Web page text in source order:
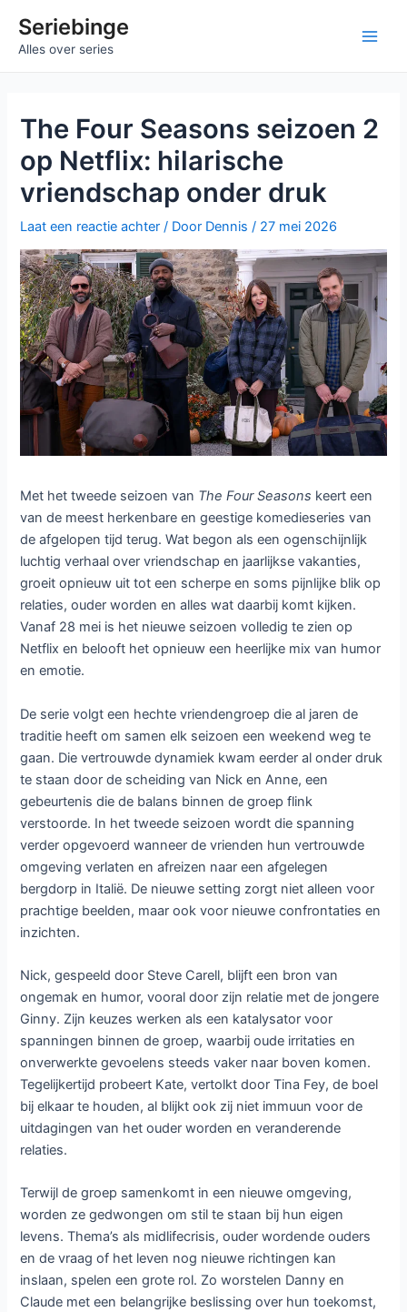
naarSeriebinge
Alles over series
The Four Seasons seizoen 2
op Netflix: hilarische
vriendschap onder druk
Laat een reactie achter / Door Dennis/ 27 mei 2026
Met het tweede seizoen van The Four Seasons keert een
van de meest herkenbare en geestige komedieseries van
de afgelopen tijd terug. Wat begon als een ogenschijnlijk
luchtig verhaal over vriendschap en jaarlijkse vakanties,
groeit opnieuw uit tot een scherpe en soms pijnlijke blik op
relaties, ouder worden en alles wat daarbij komt kijken.
Vanaf 28 mei is het nieuwe seizoen volledig te zien op
Netflix en belooft het opnieuw een heerlijke mix van humor
en emotie.
De serie volgt een hechte vriendengroep die al jaren de
traditie heeft om samen elk seizoen een weekend weg te
gaan. Die vertrouwde dynamiek kwam eerder al onder druk
te staan door de scheiding van Nick en Anne, een
gebeurtenis die de balans binnen de groep flink
verstoorde. In het tweede seizoen wordt die spanning
verder opgevoerd wanneer de vrienden hun vertrouwde
omgeving verlaten en afreizen naar een afgelegen
bergdorp in Italië. De nieuwe setting zorgt niet alleen voor
prachtige beelden, maar ook voor nieuwe confrontaties en
inzichten.
Nick, gespeeld door Steve Carell, blijft een bron van
ongemak en humor, vooral door zijn relatie met de jongere
Ginny. Zijn keuzes werken als een katalysator voor
spanningen binnen de groep, waarbij oude irritaties en
onverwerkte gevoelens steeds vaker naar boven komen.
Tegelijkertijd probeert Kate, vertolkt door Tina Fey, de boel
bij elkaar te houden, al blijkt ook zij niet immuun voor de
uitdagingen van het ouder worden en veranderende
relaties.
Terwijl de groep samenkomt in een nieuwe omgeving,
worden ze gedwongen om stil te staan bij hun eigen
levens. Thema’s als midlifecrisis, ouder wordende ouders
en de vraag of het leven nog nieuwe richtingen kan
inslaan, spelen een grote rol. Zo worstelen Danny en
Claude met een belangrijke beslissing over hun toekomst,